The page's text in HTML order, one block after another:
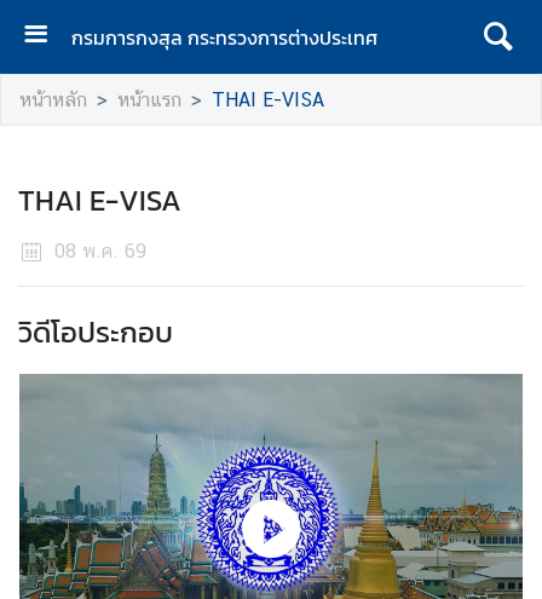
กรมการกงสุล กระทรวงการต่างประเทศ
ห
น้
ร
ม
สุ
ล
หน้าหลัก หน้าแรก THAI E-VISA
THAI E-VISA
08 พ.ค. 69
วิดีโอประกอบ